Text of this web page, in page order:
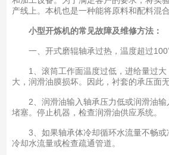
产线上。本机也是一种能将原料和配料混
小型开炼机的常见故障及维修方法：
一、开式磨辊轴承过热，温度超过
1、滚筒工作面温度过低，进给量过大
大，润滑油膜损坏。因此，衬套的承压面无
2、润滑油输入轴承压力低或润滑油输
堵塞。停止机器，检查润滑油供应系统。
3、如果轴承体冷却循环水流量不畅或
冷却水流量或检查疏通管道。